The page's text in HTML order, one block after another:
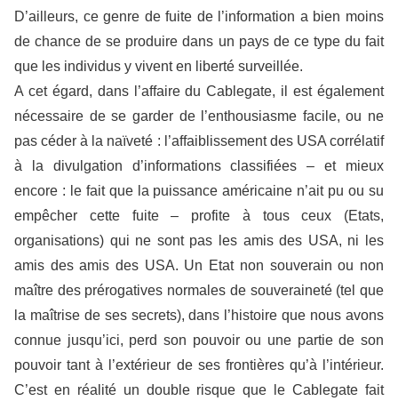
D’ailleurs, ce genre de fuite de l’information a bien moins
de chance de se produire dans un pays de ce type du fait
que les individus y vivent en liberté surveillée.
A cet égard, dans l’affaire du Cablegate, il est également
nécessaire de se garder de l’enthousiasme facile, ou ne
pas céder à la naïveté : l’affaiblissement des USA corrélatif
à la divulgation d’informations classifiées – et mieux
encore : le fait que la puissance américaine n’ait pu ou su
empêcher cette fuite – profite à tous ceux (Etats,
organisations) qui ne sont pas les amis des USA, ni les
amis des amis des USA. Un Etat non souverain ou non
maître des prérogatives normales de souveraineté (tel que
la maîtrise de ses secrets), dans l’histoire que nous avons
connue jusqu’ici, perd son pouvoir ou une partie de son
pouvoir tant à l’extérieur de ses frontières qu’à l’intérieur.
C’est en réalité un double risque que le Cablegate fait